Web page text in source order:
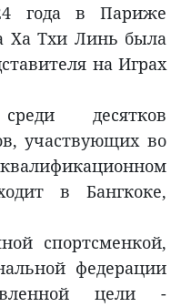
года в Париже
Ха Тхи Линь была
на Играх
десятков
участвующих во
в Бангкоке,
спортсменкой,
федерации
цели -